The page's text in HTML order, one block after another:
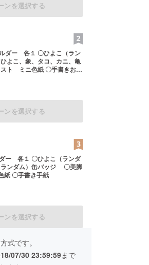
ンを選択する
ひよこ（ラン
ンを選択する
こ（ランダ
シリーズ Tシャツ 〇手書きイラスト 大色紙 〇手書き手紙
ンを選択する
式です。
07/30 23:59:59まで